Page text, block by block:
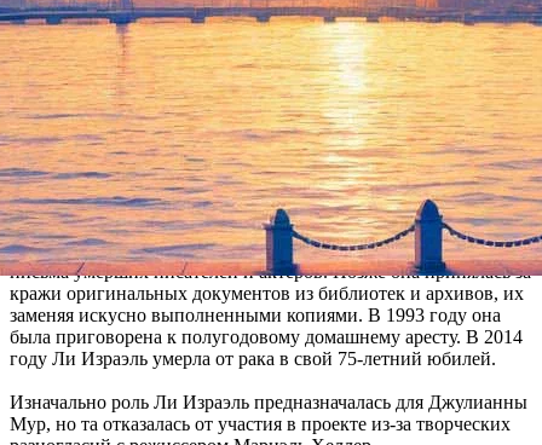
Мелисса МакКарти сыграет главную роль в экранизации
воспоминаний журналистки-преступницы Ли Израэль – этот
проект запускает студия Fox Searchlight. Как сообщает
The
Variety, фильм предположительно будет носить то же
название, что и мемуары – "Сможете ли вы простить меня?" и
расскажет о периоде жизни героини, относящемся к 70-80-м
годам прошлого века.
Ли Израэль запомнилась своими публикациями в прессе про
Кэтрин Хепберн, Эсти Лаудер и других медийных персон. Со
временем ее статьи перестали пользоваться спросом, и
Израэль начала фабриковать с целью продажи поддельные
письма умерших писателей и актеров. Позже она принялась за
кражи оригинальных документов из библиотек и архивов, их
заменяя искусно выполненными копиями. В 1993 году она
была приговорена к полугодовому домашнему аресту. В 2014
году Ли Израэль умерла от рака в свой 75-летний юбилей.
Изначально роль Ли Израэль предназначалась для Джулианны
Мур, но та отказалась от участия в проекте из-за творческих